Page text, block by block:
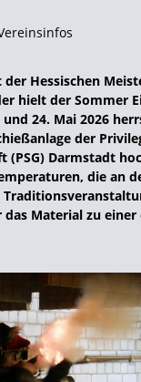
Hessischen
hielt der Sommer
und 24. Mai 2026
der
(PSG) Darmstadt
die an
Material zu einer